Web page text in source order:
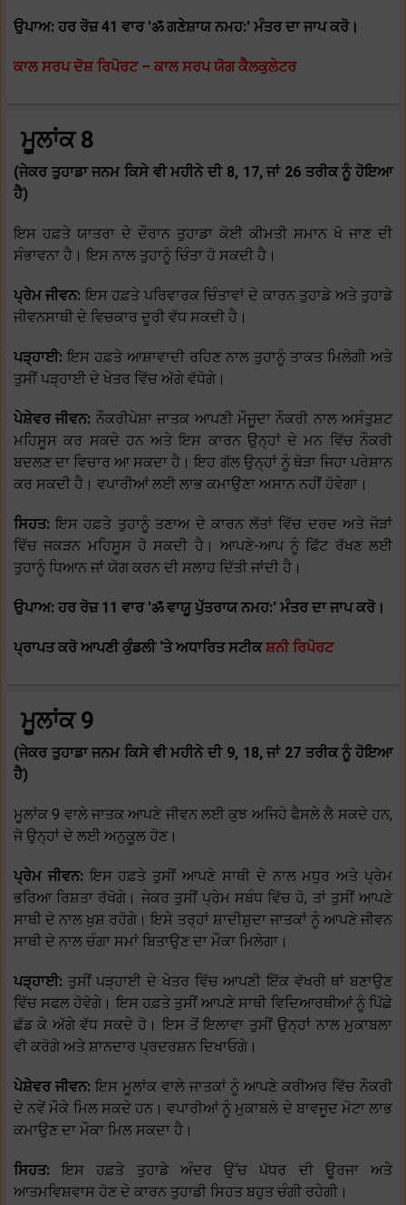
ਉਪਾਅ: ਹਰ ਰੋਜ਼ 41 ਵਾਰ 'ॐ ਗਣੇਸ਼ਾਯ ਨਮਹ:' ਮੰਤਰ ਦਾ ਜਾਪ ਕਰੋ।
ਕਾਲ ਸਰਪ ਦੋਸ਼ ਰਿਪੋਰਟ – ਕਾਲ ਸਰਪ ਯੋਗ ਕੈਲਕੁਲੇਟਰ
ਮੂਲਾਂਕ 8
(ਜੇਕਰ ਤੁਹਾਡਾ ਜਨਮ ਕਿਸੇ ਵੀ ਮਹੀਨੇ ਦੀ 8, 17, ਜਾਂ 26 ਤਰੀਕ ਨੂੰ ਹੋਇਆ
ਹੈ)
ਇਸ ਹਫ਼ਤੇ ਯਾਤਰਾ ਦੇ ਦੌਰਾਨ ਤੁਹਾਡਾ ਕੋਈ ਕੀਮਤੀ ਸਮਾਨ ਖੋ ਜਾਣ ਦੀ
ਸੰਭਾਵਨਾ ਹੈ। ਇਸ ਨਾਲ ਤੁਹਾਨੂੰ ਚਿੰਤਾ ਹੋ ਸਕਦੀ ਹੈ।
ਪ੍ਰੇਮ ਜੀਵਨ:ਇਸ ਹਫ਼ਤੇ ਪਰਿਵਾਰਕ ਚਿੰਤਾਵਾਂ ਦੇ ਕਾਰਨ ਤੁਹਾਡੇ ਅਤੇ ਤੁਹਾਡੇ
ਜੀਵਨਸਾਥੀ ਦੇ ਵਿਚਕਾਰ ਦੂਰੀ ਵੱਧ ਸਕਦੀ ਹੈ।
ਪੜ੍ਹਾਈ:ਇਸ ਹਫ਼ਤੇ ਆਸ਼ਾਵਾਦੀ ਰਹਿਣ ਨਾਲ ਤੁਹਾਨੂੰ ਤਾਕਤ ਮਿਲੇਗੀ ਅਤੇ
ਤੁਸੀਂ ਪੜ੍ਹਾਈ ਦੇ ਖੇਤਰ ਵਿੱਚ ਅੱਗੇ ਵੱਧੋਗੇ।
ਪੇਸ਼ੇਵਰ ਜੀਵਨ: ਨੌਕਰੀਪੇਸ਼ਾ ਜਾਤਕ ਆਪਣੀ ਮੌਜੂਦਾ ਨੌਕਰੀ ਨਾਲ ਅਸੰਤੁਸ਼ਟ
ਮਹਿਸੂਸ ਕਰ ਸਕਦੇ ਹਨ ਅਤੇ ਇਸ ਕਾਰਨ ਉਨ੍ਹਾਂ ਦੇ ਮਨ ਵਿੱਚ ਨੌਕਰੀ
ਬਦਲਣ ਦਾ ਵਿਚਾਰ ਆ ਸਕਦਾ ਹੈ। ਇਹ ਗੱਲ ਉਨ੍ਹਾਂ ਨੂੰ ਥੋੜਾ ਜਿਹਾ ਪਰੇਸ਼ਾਨ
ਕਰ ਸਕਦੀ ਹੈ। ਵਪਾਰੀਆਂ ਲਈ ਲਾਭ ਕਮਾਉਣਾ ਅਸਾਨ ਨਹੀਂ ਹੋਵੇਗਾ।
ਸਿਹਤ:ਇਸ ਹਫ਼ਤੇ ਤੁਹਾਨੂੰ ਤਣਾਅ ਦੇ ਕਾਰਨ ਲੱਤਾਂ ਵਿੱਚ ਦਰਦ ਅਤੇ ਜੋੜਾਂ
ਵਿੱਚ ਜਕੜਨ ਮਹਿਸੂਸ ਹੋ ਸਕਦੀ ਹੈ। ਆਪਣੇ-ਆਪ ਨੂੰ ਫਿੱਟ ਰੱਖਣ ਲਈ
ਤੁਹਾਨੂੰ ਧਿਆਨ ਜਾਂ ਯੋਗ ਕਰਨ ਦੀ ਸਲਾਹ ਦਿੱਤੀ ਜਾਂਦੀ ਹੈ।
ਉਪਾਅ: ਹਰ ਰੋਜ਼ 11 ਵਾਰ 'ॐ ਵਾਯੂ ਪੁੱਤਰਾਯ ਨਮਹ:' ਮੰਤਰ ਦਾ ਜਾਪ ਕਰੋ।
ਪ੍ਰਾਪਤ ਕਰੋ ਆਪਣੀ ਕੁੰਡਲੀ ‘ਤੇ ਅਧਾਰਿਤ ਸਟੀਕਸ਼ਨੀ ਰਿਪੋਰਟ
ਮੂਲਾਂਕ 9
(ਜੇਕਰ ਤੁਹਾਡਾ ਜਨਮ ਕਿਸੇ ਵੀ ਮਹੀਨੇ ਦੀ 9, 18, ਜਾਂ 27 ਤਰੀਕ ਨੂੰ ਹੋਇਆ
ਹੈ)
ਮੂਲਾਂਕ 9 ਵਾਲੇ ਜਾਤਕ ਆਪਣੇ ਜੀਵਨ ਲਈ ਕੁਝ ਅਜਿਹੇ ਫੈਸਲੇ ਲੈ ਸਕਦੇ ਹਨ,
ਜੋ ਉਨ੍ਹਾਂ ਦੇ ਲਈ ਅਨੁਕੂਲ ਹੋਣ।
ਪ੍ਰੇਮ ਜੀਵਨ:ਇਸ ਹਫ਼ਤੇ ਤੁਸੀਂ ਆਪਣੇ ਸਾਥੀ ਦੇ ਨਾਲ ਮਧੁਰ ਅਤੇ ਪ੍ਰੇਮ
ਭਰਿਆ ਰਿਸ਼ਤਾ ਰੱਖੋਗੇ। ਜੇਕਰ ਤੁਸੀਂ ਪ੍ਰੇਮ ਸਬੰਧ ਵਿੱਚ ਹੋ, ਤਾਂ ਤੁਸੀਂ ਆਪਣੇ
ਸਾਥੀ ਦੇ ਨਾਲ ਖੁਸ਼ ਰਹੋਗੇ। ਇਸੇ ਤਰ੍ਹਾਂ ਸ਼ਾਦੀਸ਼ੁਦਾ ਜਾਤਕਾਂ ਨੂੰ ਆਪਣੇ ਜੀਵਨ
ਸਾਥੀ ਦੇ ਨਾਲ ਚੰਗਾ ਸਮਾਂ ਬਿਤਾਉਣ ਦਾ ਮੌਕਾ ਮਿਲੇਗਾ।
ਪੜ੍ਹਾਈ: ਤੁਸੀਂ ਪੜ੍ਹਾਈ ਦੇ ਖੇਤਰ ਵਿੱਚ ਆਪਣੀ ਇੱਕ ਵੱਖਰੀ ਥਾਂ ਬਣਾਉਣ
ਵਿੱਚ ਸਫਲ ਹੋਵੋਗੇ। ਇਸ ਹਫ਼ਤੇ ਤੁਸੀਂ ਆਪਣੇ ਸਾਥੀ ਵਿਦਿਆਰਥੀਆਂ ਨੂੰ ਪਿੱਛੇ
ਛੱਡ ਕੇ ਅੱਗੇ ਵੱਧ ਸਕਦੇ ਹੋ। ਇਸ ਤੋਂ ਇਲਾਵਾ ਤੁਸੀਂ ਉਨ੍ਹਾਂ ਨਾਲ ਮੁਕਾਬਲਾ
ਵੀ ਕਰੋਗੇ ਅਤੇ ਸ਼ਾਨਦਾਰ ਪ੍ਰਦਰਸ਼ਨ ਦਿਖਾਓਗੇ।
ਪੇਸ਼ੇਵਰ ਜੀਵਨ:ਇਸ ਮੂਲਾਂਕ ਵਾਲੇ ਜਾਤਕਾਂ ਨੂੰ ਆਪਣੇ ਕਰੀਅਰ ਵਿੱਚ ਨੌਕਰੀ
ਦੇ ਨਵੇਂ ਮੌਕੇ ਮਿਲ ਸਕਦੇ ਹਨ। ਵਪਾਰੀਆਂ ਨੂੰ ਮੁਕਾਬਲੇ ਦੇ ਬਾਵਜੂਦ ਮੋਟਾ ਲਾਭ
ਕਮਾਉਣ ਦਾ ਮੌਕਾ ਮਿਲ ਸਕਦਾ ਹੈ।
ਸਿਹਤ:ਇਸ ਹਫ਼ਤੇ ਤੁਹਾਡੇ ਅੰਦਰ ਉੱਚ ਪੱਧਰ ਦੀ ਊਰਜਾ ਅਤੇ
ਆਤਮਵਿਸ਼ਵਾਸ ਹੋਣ ਦੇ ਕਾਰਨ ਤੁਹਾਡੀ ਸਿਹਤ ਬਹੁਤ ਚੰਗੀ ਰਹੇਗੀ।